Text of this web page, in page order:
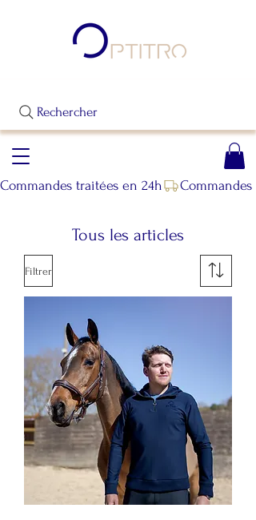
Rechercher
Commandes traitées en 24h
Tous les articles
Filtrer